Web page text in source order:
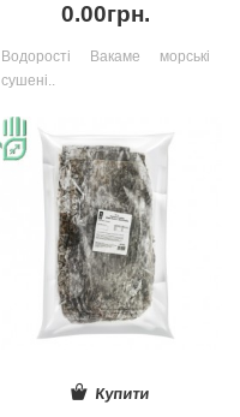
0.00грн.
Водорості Вакаме морські
сушені..
Купити